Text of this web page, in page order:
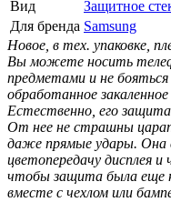
Вид
Защитное
Для бренда Samsung
Новое, в тех. упаковке,
Вы можете носить
предметами и не
обработанное
Естественно, его
От нее не страшны
даже прямые удары. Она
цветопередачу дисплея
чтобы защита была еще
вместе с чехлом или